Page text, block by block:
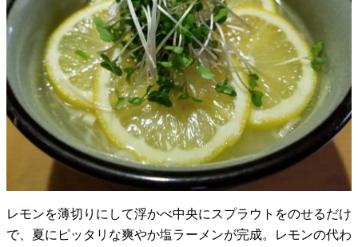
レモンを薄切りにして浮かべ中央にスプラウトをのせるだけ
で、夏にピッタリな爽やか塩ラーメンが完成。レモンの代わ